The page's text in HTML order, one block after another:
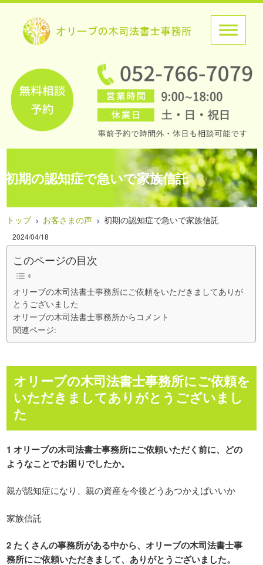
初期の認知症で急いで家族信託
トップ お客さまの声 初期の認知症で急いで家族信託
2024/04/18
このページの目次
オリーブの木司法書士事務所にご依頼をいただきましてありが
とうございました
オリーブの木司法書士事務所からコメント
関連ページ:
オリーブの木司法書士事務所にご依頼を
いただきましてありがとうございまし
た
1 オリーブの木司法書士事務所にご依頼いただく前に、どの
ようなことでお困りでしたか。
親が認知症になり、親の資産を今後どうあつかえばいいか
家族信託
2 たくさんの事務所がある中から、オリーブの木司法書士事
務所にご依頼いただきまして、ありがとうございました。